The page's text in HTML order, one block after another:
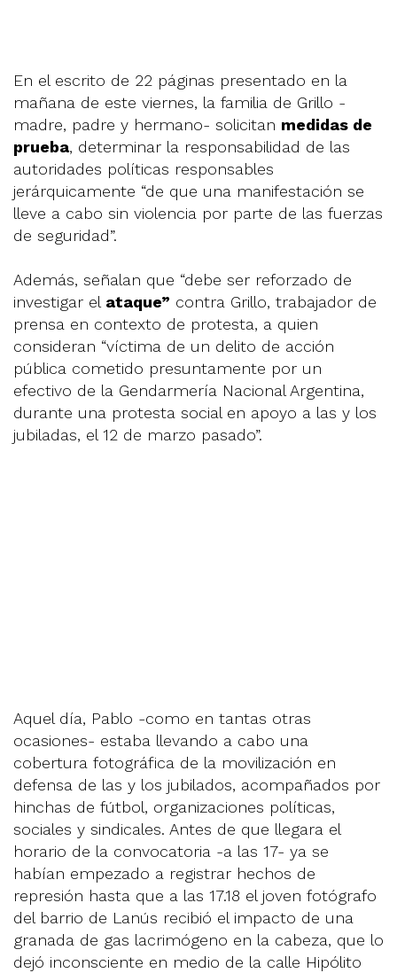
En el escrito de 22 páginas presentado en la
mañana de este viernes, la familia de Grillo -
madre, padre y hermano- solicitan medidas de
prueba, determinar la responsabilidad de las
autoridades políticas responsables
jerárquicamente “de que una manifestación se
lleve a cabo sin violencia por parte de las fuerzas
de seguridad”.
Además, señalan que “debe ser reforzado de
investigar el ataque” contra Grillo, trabajador de
prensa en contexto de protesta, a quien
consideran “víctima de un delito de acción
pública cometido presuntamente por un
efectivo de la Gendarmería Nacional Argentina,
durante una protesta social en apoyo a las y los
jubiladas, el 12 de marzo pasado”.
Aquel día, Pablo -como en tantas otras
ocasiones- estaba llevando a cabo una
cobertura fotográfica de la movilización en
defensa de las y los jubilados, acompañados por
hinchas de fútbol, organizaciones políticas,
sociales y sindicales. Antes de que llegara el
horario de la convocatoria -a las 17- ya se
habían empezado a registrar hechos de
represión hasta que a las 17.18 el joven fotógrafo
del barrio de Lanús recibió el impacto de una
granada de gas lacrimógeno en la cabeza, que lo
dejó inconsciente en medio de la calle Hipólito